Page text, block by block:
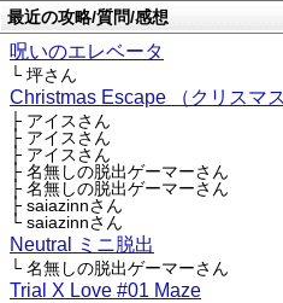
最近の攻略/質問/感想
呪いのエレベータ
└ 坪さん
Christmas Escape （クリスマ
├ アイスさん
├ アイスさん
├ アイスさん
├ 名無しの脱出ゲーマーさん
├ 名無しの脱出ゲーマーさん
├ saiazinnさん
└ saiazinnさん
Neutral ミニ脱出
└ 名無しの脱出ゲーマーさん
Trial X Love #01 Maze